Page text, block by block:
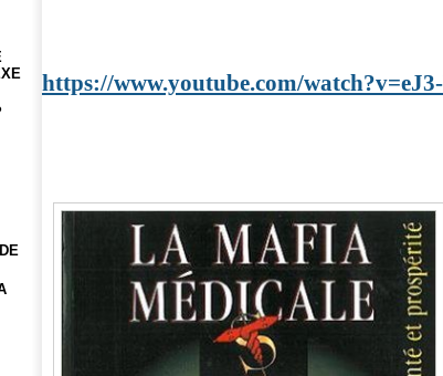
https://www.youtube.com/